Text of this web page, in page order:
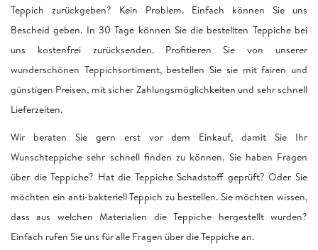
Teppich zurückgeben? Kein Problem. Einfach können Sie uns
Bescheid geben. In 30 Tage können Sie die bestellten Teppiche bei
uns kostenfrei zurücksenden. Profitieren Sie von unserer
wunderschönen Teppichsortiment, bestellen Sie sie mit fairen und
günstigen Preisen, mit sicher Zahlungsmöglichkeiten und sehr schnell
Lieferzeiten.
Wir beraten Sie gern erst vor dem Einkauf, damit Sie Ihr
Wunschteppiche sehr schnell finden zu können. Sie haben Fragen
über die Teppiche? Hat die Teppiche Schadstoff geprüft? Oder Sie
möchten ein anti-bakteriell Teppich zu bestellen. Sie möchten wissen,
dass aus welchen Materialien die Teppiche hergestellt wurden?
Einfach rufen Sie uns für alle Fragen über die Teppiche an.